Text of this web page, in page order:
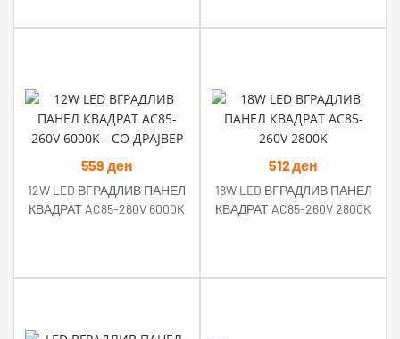
559 ден
12W LED ВГРАДЛИВ ПАНЕЛ
КВАДРАТ AC85-260V 6000K
512ден
18W LED ВГРАДЛИВ ПАНЕЛ
КВАДРАТ AC85-260V 2800K